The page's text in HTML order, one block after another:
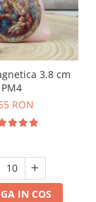
3.8 cm
PM4
RON
IN COS